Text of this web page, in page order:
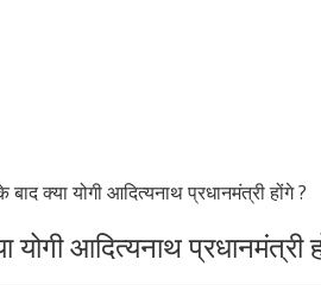
बाद क्या योगी आदित्यनाथ प्रधानमंत्री होंगे ?
योगी आदित्यनाथ प्रधानमंत्री